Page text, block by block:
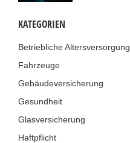
KATEGORIEN
Betriebliche Altersversorgung
Fahrzeuge
Gebäudeversicherung
Gesundheit
Glasversicherung
Haftpflicht